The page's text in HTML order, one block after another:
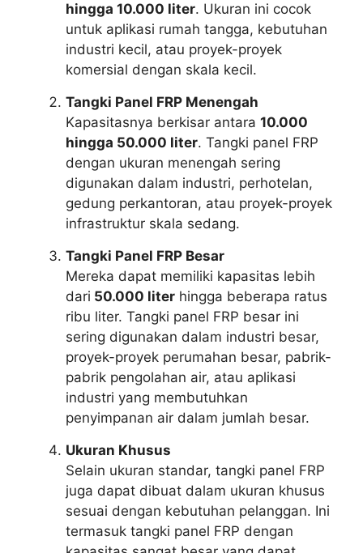
hingga 10.000 liter. Ukuran ini cocok
untuk aplikasi rumah tangga, kebutuhan
industri kecil, atau proyek-proyek
komersial dengan skala kecil.
Tangki Panel FRP Menengah
Kapasitasnya berkisar antara 10.000
hingga 50.000 liter. Tangki panel FRP
dengan ukuran menengah sering
digunakan dalam industri, perhotelan,
gedung perkantoran, atau proyek-proyek
infrastruktur skala sedang.
Tangki Panel FRP Besar
Mereka dapat memiliki kapasitas lebih
dari 50.000 liter hingga beberapa ratus
ribu liter. Tangki panel FRP besar ini
sering digunakan dalam industri besar,
proyek-proyek perumahan besar, pabrik-
pabrik pengolahan air, atau aplikasi
industri yang membutuhkan
penyimpanan air dalam jumlah besar.
Ukuran Khusus
Selain ukuran standar, tangki panel FRP
juga dapat dibuat dalam ukuran khusus
sesuai dengan kebutuhan pelanggan. Ini
termasuk tangki panel FRP dengan